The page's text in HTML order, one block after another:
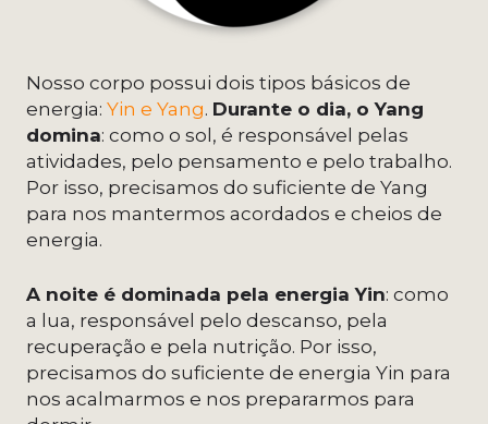
Nosso corpo possui dois tipos básicos de
energia: Yin e Yang. Durante o dia, o Yang
domina: como o sol, é responsável pelas
atividades, pelo pensamento e pelo trabalho.
Por isso, precisamos do suficiente de Yang
para nos mantermos acordados e cheios de
energia.
A noite é dominada pela energia Yin: como
a lua, responsável pelo descanso, pela
recuperação e pela nutrição. Por isso,
precisamos do suficiente de energia Yin para
nos acalmarmos e nos prepararmos para